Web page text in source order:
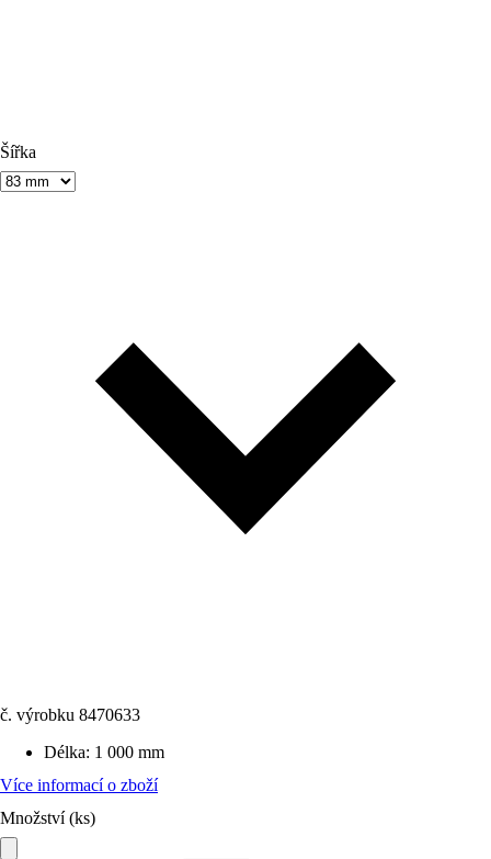
Šířka
č. výrobku 8470633
Délka: 1 000 mm
Více informací o zboží
Množství (ks)